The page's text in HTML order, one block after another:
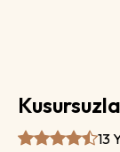
13